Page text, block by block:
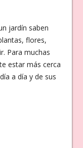
jardín saben
flores,
Para muchas
estar más cerca
a día y de sus